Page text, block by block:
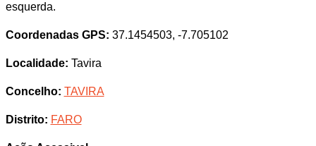
esquerda.
Coordenadas GPS: 37.1454503, -7.705102
Localidade: Tavira
Concelho: TAVIRA
Distrito: FARO